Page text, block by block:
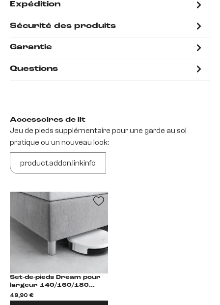
Expédition
Sécurité des produits
Garantie
Questions
Accessoires de lit
Jeu de pieds supplémentaire pour une garde au sol
pratique ou un nouveau look:
product.addon.linkinfo
Set-de-pieds Dream pour
largeur 140/160/180
plastique argenté
Fußvariantenset
49,90 €